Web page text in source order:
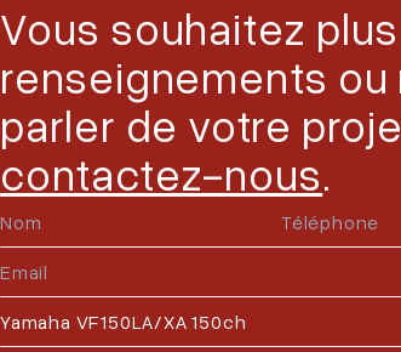
Vous souhaitez
renseignements ou
parler de votre
contactez-nous.